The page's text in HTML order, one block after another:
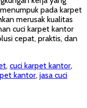
pada karpet
merusak kualitas
cuci karpet kantor
cepat, praktis, dan
, cuci karpet kantor,
kantor, jasa cuci